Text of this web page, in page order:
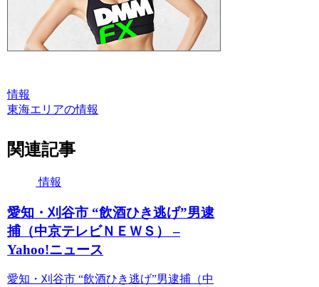
情報
東海エリアの情報
関連記事
情報
愛知・刈谷市 “飲酒ひき逃げ”男逮
捕（中京テレビＮＥＷＳ） –
Yahoo!ニュース
愛知・刈谷市 “飲酒ひき逃げ”男逮捕（中